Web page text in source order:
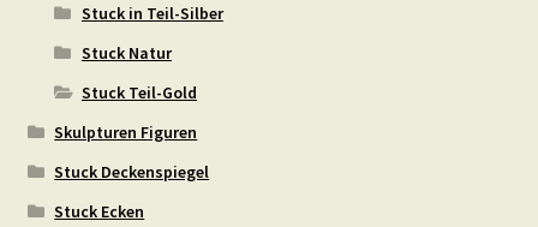
Stuck in Teil-Silber
Stuck Natur
Stuck Teil-Gold
Skulpturen Figuren
Stuck Deckenspiegel
Stuck Ecken